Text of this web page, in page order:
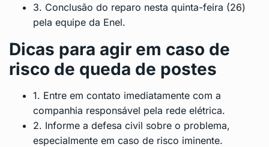
3. Conclusão do reparo nesta quinta-feira (26)
pela equipe da Enel.
Dicas para agir em caso de
risco de queda de postes
1. Entre em contato imediatamente com a
companhia responsável pela rede elétrica.
2. Informe a defesa civil sobre o problema,
especialmente em caso de risco iminente.